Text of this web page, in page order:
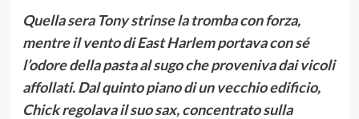
Quella sera Tony strinse la tromba con forza,
mentre il vento di East Harlem portava con sé
l’odore della pasta al sugo che proveniva dai vicoli
affollati. Dal quinto piano di un vecchio edificio,
Chick regolava il suo sax, concentrato sulla